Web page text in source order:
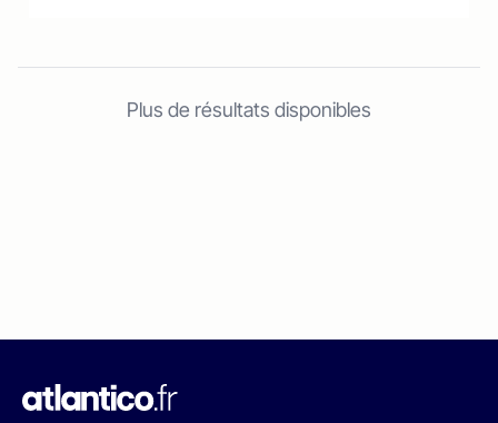
Plus de résultats disponibles